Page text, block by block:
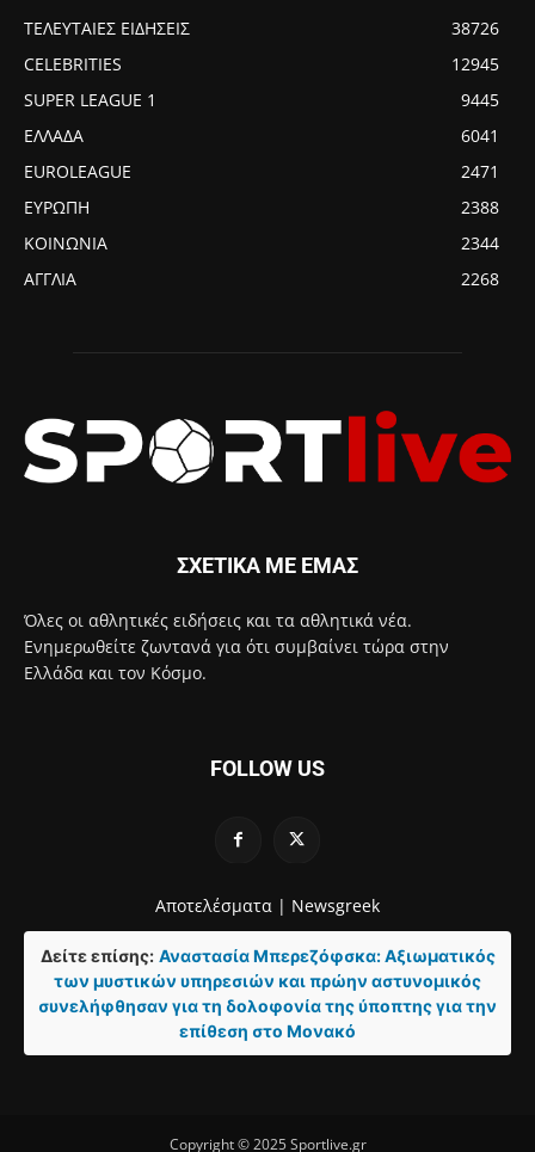
ΤΕΛΕΥΤΑΙΕΣ ΕΙΔΗΣΕΙΣ
38726
CELEBRITIES
12945
SUPER LEAGUE 1
9445
ΕΛΛΑΔΑ
6041
EUROLEAGUE
2471
ΕΥΡΩΠΗ
2388
ΚΟΙΝΩΝΙΑ
2344
ΑΓΓΛΙΑ
2268
ΣΧΕΤΙΚΑ ΜΕ ΕΜΑΣ
Όλες οι αθλητικές ειδήσεις και τα αθλητικά νέα.
Ενημερωθείτε ζωντανά για ότι συμβαίνει τώρα στην
Ελλάδα και τον Κόσμο.
FOLLOW US
Αποτελέσματα | Newsgreek
Δείτε επίσης: Αναστασία Μπερεζόφσκα: Αξιωματικός
των μυστικών υπηρεσιών και πρώην αστυνομικός
συνελήφθησαν για τη δολοφονία της ύποπτης για την
επίθεση στο Μονακό
Copyright © 2025 Sportlive.gr